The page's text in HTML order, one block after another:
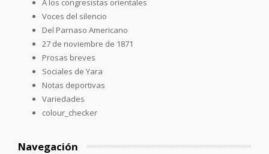
Voces del silencio
Del Parnaso Americano
27 de noviembre de 1871
Prosas breves
Sociales de Yara
Notas deportivas
Variedades
colour_checker
Navegación